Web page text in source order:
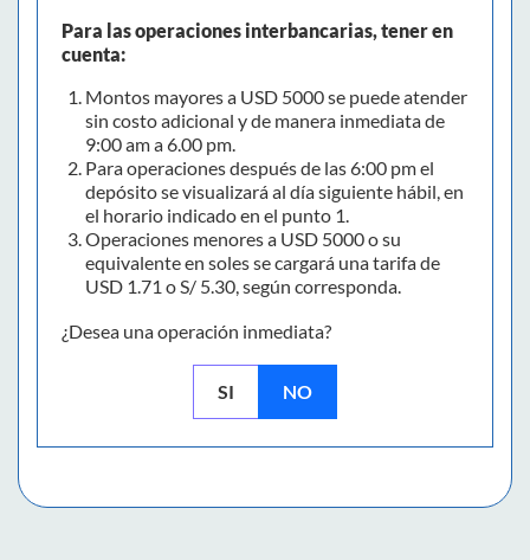
Para las operaciones interbancarias, tener en
cuenta:
Montos mayores a USD 5000 se puede atender
sin costo adicional y de manera inmediata de
9:00 am a 6.00 pm.
Para operaciones después de las 6:00 pm el
depósito se visualizará al día siguiente hábil, en
el horario indicado en el punto 1.
Operaciones menores a USD 5000 o su
equivalente en soles se cargará una tarifa de
USD 1.71 o S/ 5.30, según corresponda.
¿Desea una operación inmediata?
SI NO